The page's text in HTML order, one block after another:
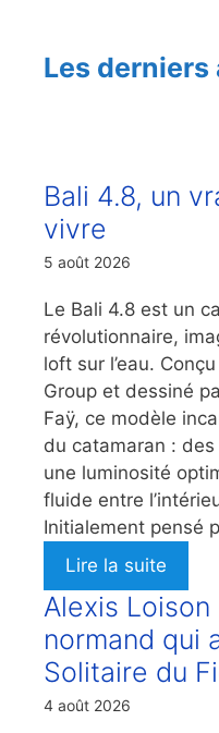
Les
Bali 4.8, un
vivre
5 août 2026
Le Bali 4.8 est un
révolutionnaire,
loft sur l’eau.
Group et dessiné
Faÿ, ce modèle
du catamaran :
une luminosité
fluide entre
Initialement pensé
Lire la suite
Alexis
normand qui
Solitaire du
4 août 2026